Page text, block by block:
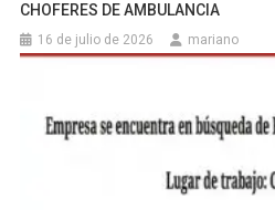
CHOFERES DE AMBULANCIA
16 de julio de 2026 mariano